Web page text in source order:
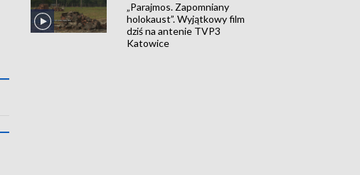
„Parajmos. Zapomniany
holokaust”. Wyjątkowy film
dziś na antenie TVP3
Katowice